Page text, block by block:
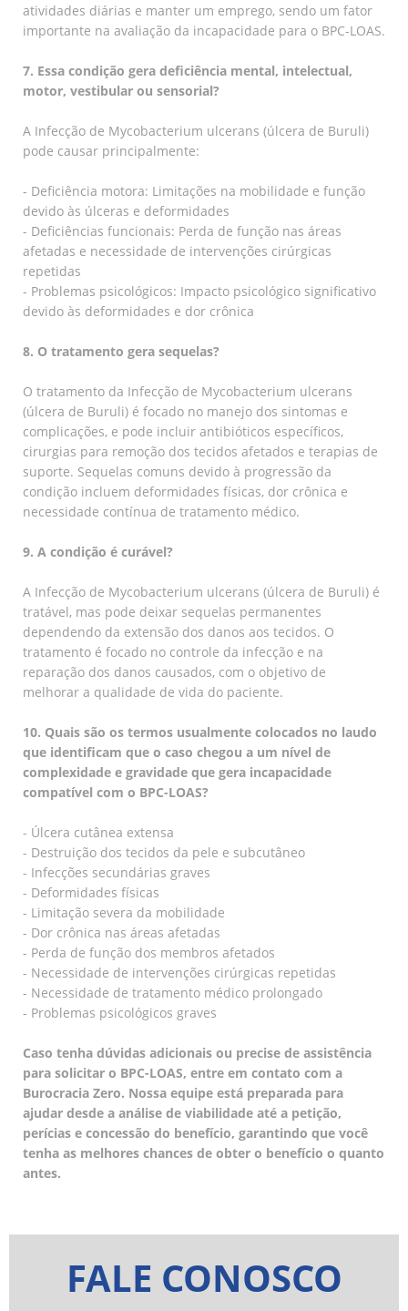
atividades diárias e manter um emprego, sendo um fator
importante na avaliação da incapacidade para o BPC-LOAS.
7. Essa condição gera deficiência mental, intelectual,
motor, vestibular ou sensorial?
A Infecção de Mycobacterium ulcerans (úlcera de Buruli)
pode causar principalmente:
- Deficiência motora: Limitações na mobilidade e função
devido às úlceras e deformidades
- Deficiências funcionais: Perda de função nas áreas
afetadas e necessidade de intervenções cirúrgicas
repetidas
- Problemas psicológicos: Impacto psicológico significativo
devido às deformidades e dor crônica
8. O tratamento gera sequelas?
O tratamento da Infecção de Mycobacterium ulcerans
(úlcera de Buruli) é focado no manejo dos sintomas e
complicações, e pode incluir antibióticos específicos,
cirurgias para remoção dos tecidos afetados e terapias de
suporte. Sequelas comuns devido à progressão da
condição incluem deformidades físicas, dor crônica e
necessidade contínua de tratamento médico.
9. A condição é curável?
A Infecção de Mycobacterium ulcerans (úlcera de Buruli) é
tratável, mas pode deixar sequelas permanentes
dependendo da extensão dos danos aos tecidos. O
tratamento é focado no controle da infecção e na
reparação dos danos causados, com o objetivo de
melhorar a qualidade de vida do paciente.
10. Quais são os termos usualmente colocados no laudo
que identificam que o caso chegou a um nível de
complexidade e gravidade que gera incapacidade
compatível com o BPC-LOAS?
- Úlcera cutânea extensa
- Destruição dos tecidos da pele e subcutâneo
- Infecções secundárias graves
- Deformidades físicas
- Limitação severa da mobilidade
- Dor crônica nas áreas afetadas
- Perda de função dos membros afetados
- Necessidade de intervenções cirúrgicas repetidas
- Necessidade de tratamento médico prolongado
- Problemas psicológicos graves
Caso tenha dúvidas adicionais ou precise de assistência
para solicitar o BPC-LOAS, entre em contato com a
Burocracia Zero. Nossa equipe está preparada para
ajudar desde a análise de viabilidade até a petição,
perícias e concessão do benefício, garantindo que você
tenha as melhores chances de obter o benefício o quanto
antes.
FALE CONOSCO